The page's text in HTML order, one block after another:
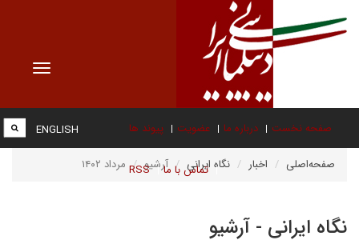
Toggle
صفحه نخست درباره ما عضویت پیوند ها
تماس با ما RSS
ENGLISH
صفحه‌اصلی اخبار نگاه ایرانی آرشیو مرداد ۱۴۰۲
نگاه ایرانی - آرشیو